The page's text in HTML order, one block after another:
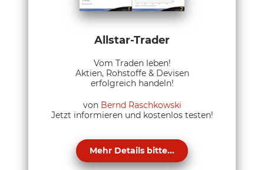
Allstar-Trader
Vom Traden leben!
Aktien, Rohstoffe & Devisen
erfolgreich handeln!
von Bernd Raschkowski
Jetzt informieren und kostenlos testen!
Mehr Details bitte...